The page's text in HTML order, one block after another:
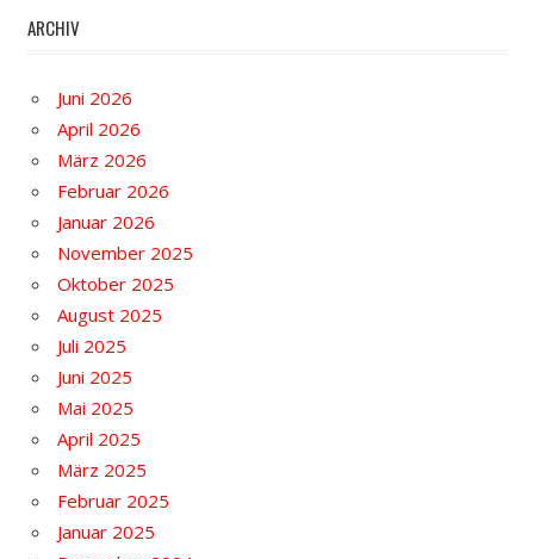
ARCHIV
Juni 2026
April 2026
März 2026
Februar 2026
Januar 2026
November 2025
Oktober 2025
August 2025
Juli 2025
Juni 2025
Mai 2025
April 2025
März 2025
Februar 2025
Januar 2025